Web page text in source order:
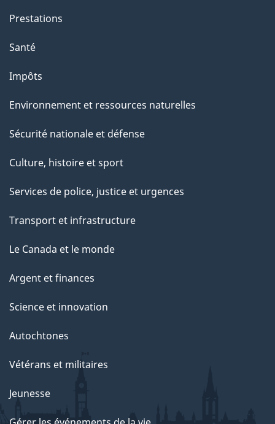
Prestations
Santé
Impôts
Environnement et ressources naturelles
Sécurité nationale et défense
Culture, histoire et sport
Services de police, justice et urgences
Transport et infrastructure
Le Canada et le monde
Argent et finances
Science et innovation
Autochtones
Vétérans et militaires
Jeunesse